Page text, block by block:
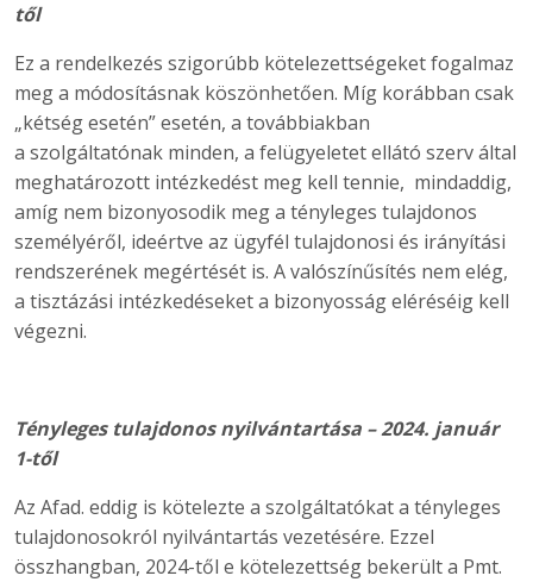
től
Ez a rendelkezés szigorúbb kötelezettségeket fogalmaz
meg a módosításnak köszönhetően. Míg korábban csak
„kétség esetén” esetén, a továbbiakban
a szolgáltatónak minden, a felügyeletet ellátó szerv által
meghatározott intézkedést meg kell tennie, mindaddig,
amíg nem bizonyosodik meg a tényleges tulajdonos
személyéről, ideértve az ügyfél tulajdonosi és irányítási
rendszerének megértését is. A valószínűsítés nem elég,
a tisztázási intézkedéseket a bizonyosság eléréséig kell
végezni.
Tényleges tulajdonos nyilvántartása – 2024. január
1-től
Az Afad. eddig is kötelezte a szolgáltatókat a tényleges
tulajdonosokról nyilvántartás vezetésére. Ezzel
összhangban, 2024-től e kötelezettség bekerült a Pmt.